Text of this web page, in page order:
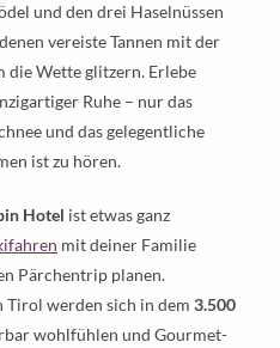
und den drei Haselnüssen
vereiste Tannen mit der
die Wette glitzern. Erlebe
Ruhe – nur das
und das gelegentliche
ist zu hören.
Hotel ist etwas ganz
mit deiner Familie
Pärchentrip planen.
Tirol werden sich in dem 3.500
wohlfühlen und Gourmet-